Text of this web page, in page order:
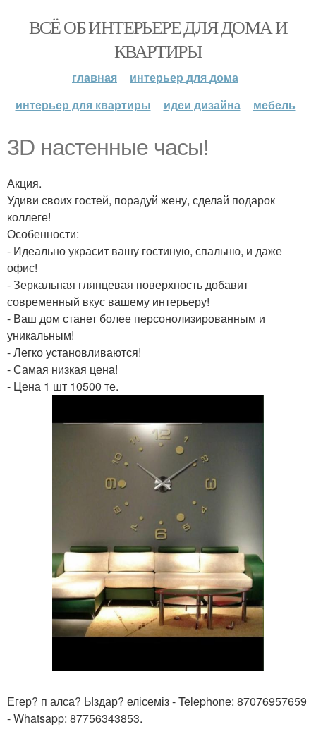
ВСЁ ОБ ИНТЕРЬЕРЕ ДЛЯ ДОМА И
КВАРТИРЫ
главная
интерьер для дома
интерьер для квартиры
идеи дизайна мебель
3D настенные часы!
Акция.
Удиви своих гостей, порадуй жену, сделай подарок
коллеге!
Особенности:
- Идеально украсит вашу гостиную, спальню, и даже
офис!
- Зеркальная глянцевая поверхность добавит
современный вкус вашему интерьеру!
- Ваш дом станет более персонолизированным и
уникальным!
- Легко установливаются!
- Самая низкая цена!
- Цена 1 шт 10500 те.
Егер? п алса? Ыздар? елісеміз - Telephone: 87076957659
- Whatsapp: 87756343853.